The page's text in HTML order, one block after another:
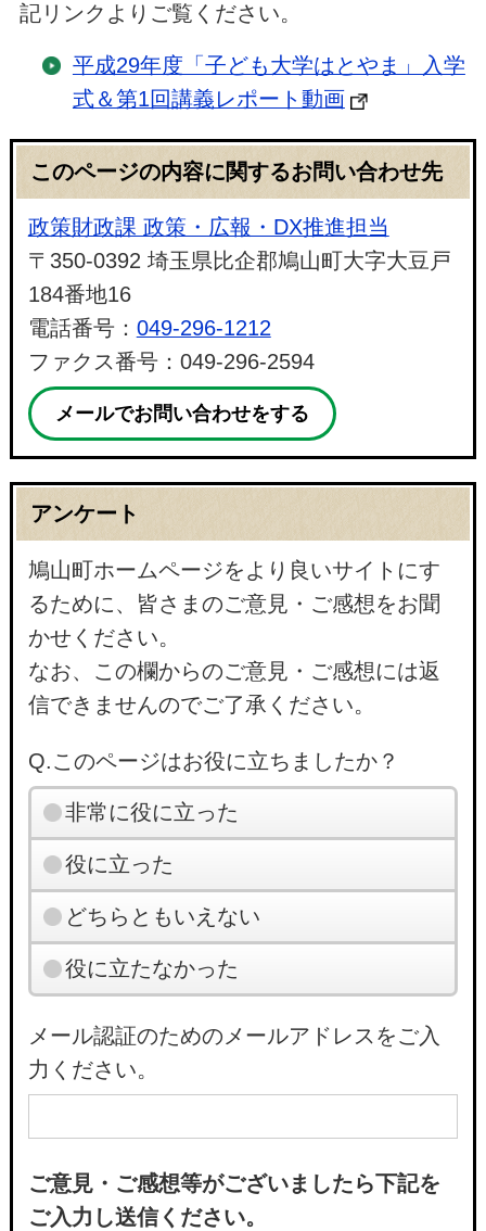
記リンクよりご覧ください。
平成29年度「子ども大学はとやま」入学
式＆第1回講義レポート動画
このページの内容に関するお問い合わせ先
政策財政課 政策・広報・DX推進担当
〒350-0392 埼玉県比企郡鳩山町大字大豆戸
184番地16
電話番号： 049-296-1212
ファクス番号：049-296-2594
メールでお問い合わせをする
アンケート
鳩山町ホームページをより良いサイトにす
るために、皆さまのご意見・ご感想をお聞
かせください。
なお、この欄からのご意見・ご感想には返
信できませんのでご了承ください。
Q.このページはお役に立ちましたか？
非常に役に立った
役に立った
どちらともいえない
役に立たなかった
メール認証のためのメールアドレスをご入
力ください。
ご意見・ご感想等がございましたら下記を
ご入力し送信ください。